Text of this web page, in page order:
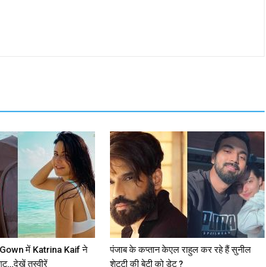
में Katrina Kaif ने
तस्वीरें
पंजाब के कप्तान केएल राहुल कर रहे हैं सुनील
शेट्टी की बेटी को डेट ?